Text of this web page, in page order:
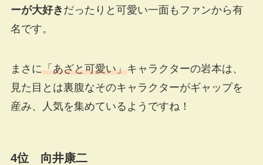
ーが大好き だったりと可愛い一面もファンから有
名です。
まさに「あざと可愛い」キャラクターの岩本は、
見た目とは裏腹なそのキャラクターがギャップを
産み、人気を集めているようですね！
4位 向井康二